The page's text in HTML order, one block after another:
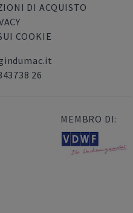
DI ACQUISTO
COOKIE
26
MEMBRO DI: